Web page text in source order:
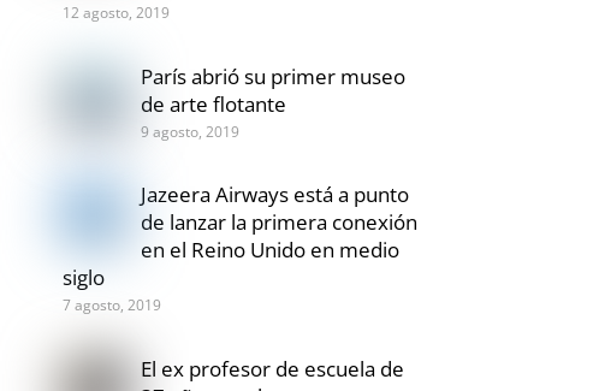
12 agosto, 2019
París abrió su primer museo
de arte flotante
9 agosto, 2019
Jazeera Airways está a punto
de lanzar la primera conexión
en el Reino Unido en medio
siglo
7 agosto, 2019
El ex profesor de escuela de